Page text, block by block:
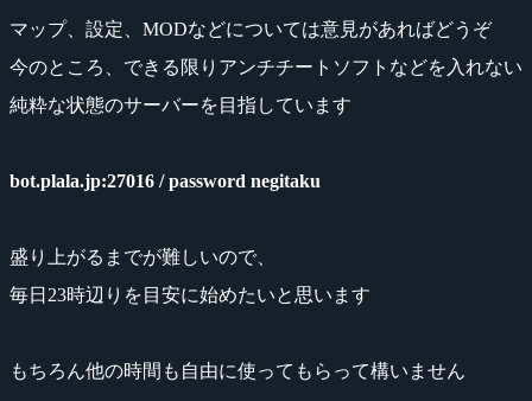
マップ、設定、MODなどについては意見があればどうぞ
今のところ、できる限りアンチチートソフトなどを入れない
純粋な状態のサーバーを目指しています
bot.plala.jp:27016 / password negitaku
盛り上がるまでが難しいので、
毎日23時辺りを目安に始めたいと思います
もちろん他の時間も自由に使ってもらって構いません